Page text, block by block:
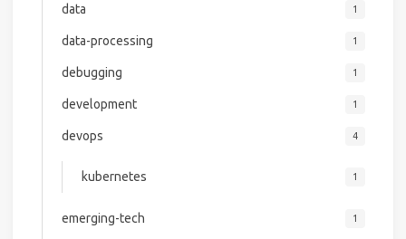
data 1
data-processing 1
debugging 1
development 1
devops 4
kubernetes 1
emerging-tech 1